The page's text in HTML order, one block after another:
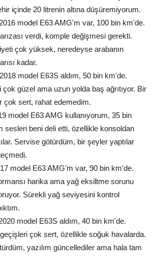
içinde 20 litrenin altına düşüremiyorum.
2016 model E63 AMG'm var, 100 bin km'de.
verdi, komple değişmesi gerekti.
çok yüksek, neredeyse arabanın
kadar.
2018 model E63S aldım, 50 bin km'de.
güzel ama uzun yolda baş ağrıtıyor. Bir
çok sert, rahat edemedim.
model E63 AMG kullanıyorum, 35 bin
sesleri beni deli etti, özellikle konsoldan
Servise götürdüm, bir şeyler yaptılar
model E63 AMG'm var, 90 bin km'de.
harika ama yağ eksiltme sorunu
Sürekli yağ seviyesini kontrol
model E63S aldım, 40 bin km'de.
çok sert, özellikle soğuk havalarda.
yazılım güncellediler ama hala tam